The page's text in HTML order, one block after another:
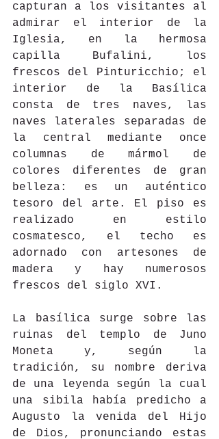
capturan a los visitantes al
admirar el interior de la
Iglesia, en la hermosa
capilla Bufalini, los
frescos del Pinturicchio; el
interior de la Basílica
consta de tres naves, las
naves laterales separadas de
la central mediante once
columnas de mármol de
colores diferentes de gran
belleza: es un auténtico
tesoro del arte. El piso es
realizado en estilo
cosmatesco, el techo es
adornado con artesones de
madera y hay numerosos
frescos del siglo XVI.
La basílica surge sobre las
ruinas del templo de Juno
Moneta y, según la
tradición, su nombre deriva
de una leyenda según la cual
una sibila había predicho a
Augusto la venida del Hijo
de Dios, pronunciando estas